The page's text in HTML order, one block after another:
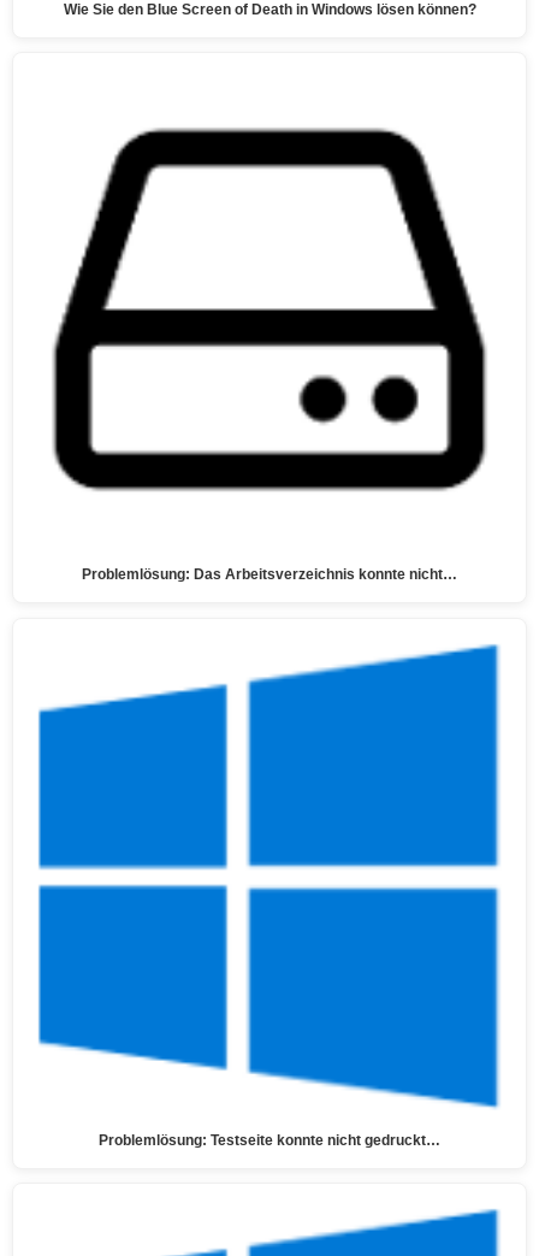
Wie Sie den Blue Screen of Death in Windows lösen können?
Problemlösung: Das Arbeitsverzeichnis konnte nicht…
Problemlösung: Testseite konnte nicht gedruckt…